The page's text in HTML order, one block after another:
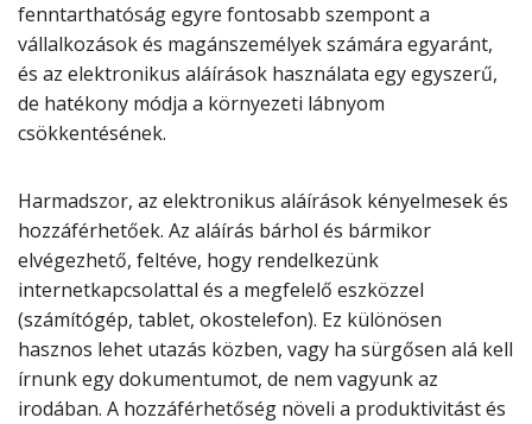
fenntarthatóság egyre fontosabb szempont a
vállalkozások és magánszemélyek számára egyaránt,
és az elektronikus aláírások használata egy egyszerű,
de hatékony módja a környezeti lábnyom
csökkentésének.
Harmadszor, az elektronikus aláírások kényelmesek és
hozzáférhetőek. Az aláírás bárhol és bármikor
elvégezhető, feltéve, hogy rendelkezünk
internetkapcsolattal és a megfelelő eszközzel
(számítógép, tablet, okostelefon). Ez különösen
hasznos lehet utazás közben, vagy ha sürgősen alá kell
írnunk egy dokumentumot, de nem vagyunk az
irodában. A hozzáférhetőség növeli a produktivitást és